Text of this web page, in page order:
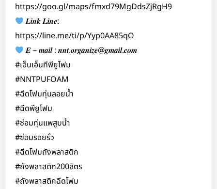
https://goo.gl/maps/fmxd79MgDdsZjRgH9
𝑳𝒊𝒏𝒌 𝑳𝒊𝒏𝒆:
https://line.me/ti/p/Yyp0AA85qO
𝑬 – 𝒎𝒂𝒊𝒍 : 𝒏𝒏𝒕.𝒐𝒓𝒈𝒂𝒏𝒊𝒛𝒆@𝒈𝒎𝒂𝒊𝒍.𝒄𝒐𝒎
#เอ็นเอ็นทีพียูโฟม
#NNTPUFOAM
#ฉีดโฟมทุ่นลอยน้ำ
#ฉีดพียูโฟม
#ซ่อมทุ่นแพสูบน้ำ
#ซ่อมรอยรั่ว
#ฉีดโฟมถังพลาสติก
#ถังพลาสติก200ลิตร
#ถังพลาสติกฉีดโฟม